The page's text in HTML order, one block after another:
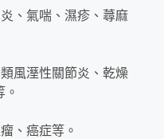
、氣喘、濕疹、蕁麻
風溼性關節炎、乾燥
、癌症等。